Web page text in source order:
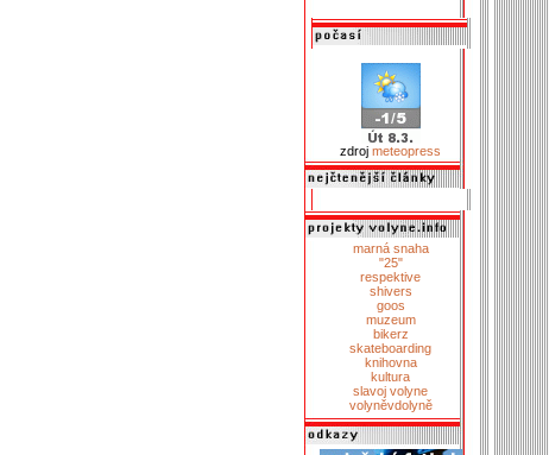
zdroj meteopress
marná snaha
"25"
respektive
shivers
goos
muzeum
bikerz
skateboarding
knihovna
kultura
slavoj volyne
volyněvdolyně